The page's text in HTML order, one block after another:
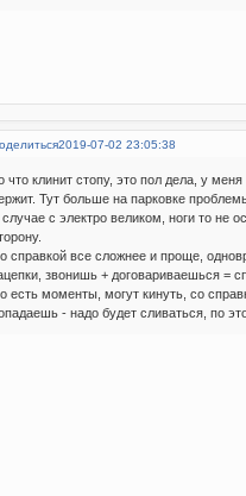
2019-07-02 23:05:38
что клинит стопу, это пол дела, у
Тут больше на парковке
случае с электро великом, ноги то не
справкой все сложнее и проще,
звонишь + договариваешься =
есть моменты, могут кинуть, со
- надо будет сливаться, по